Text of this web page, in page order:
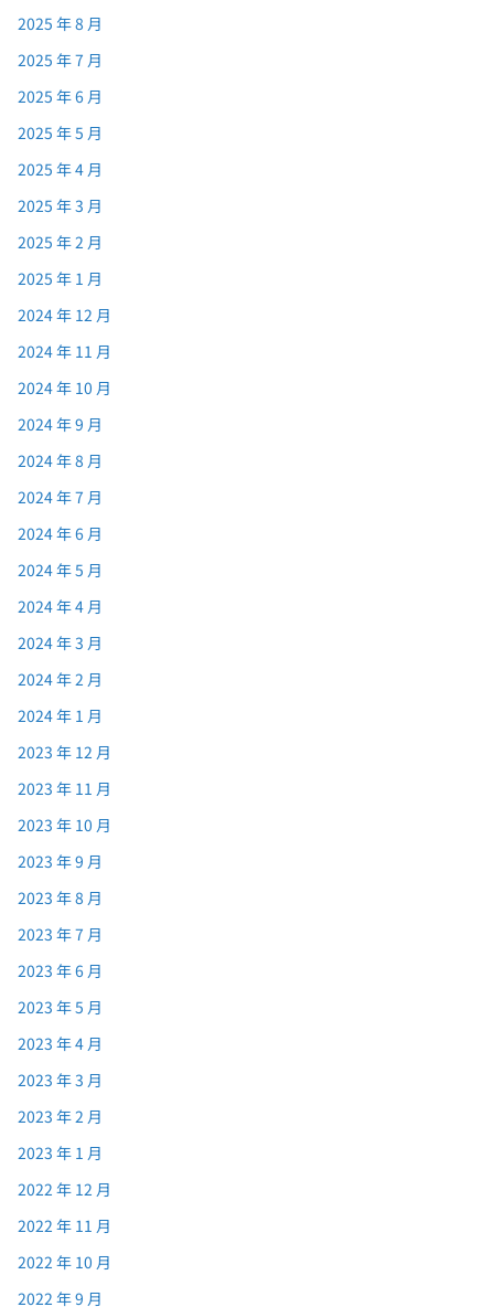
2025 年 8 月
2025 年 7 月
2025 年 6 月
2025 年 5 月
2025 年 4 月
2025 年 3 月
2025 年 2 月
2025 年 1 月
2024 年 12 月
2024 年 11 月
2024 年 10 月
2024 年 9 月
2024 年 8 月
2024 年 7 月
2024 年 6 月
2024 年 5 月
2024 年 4 月
2024 年 3 月
2024 年 2 月
2024 年 1 月
2023 年 12 月
2023 年 11 月
2023 年 10 月
2023 年 9 月
2023 年 8 月
2023 年 7 月
2023 年 6 月
2023 年 5 月
2023 年 4 月
2023 年 3 月
2023 年 2 月
2023 年 1 月
2022 年 12 月
2022 年 11 月
2022 年 10 月
2022 年 9 月